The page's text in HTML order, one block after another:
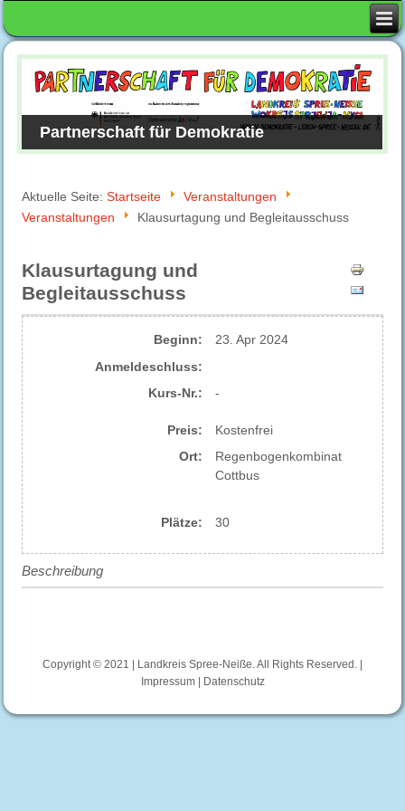
Partnerschaft für Demokratie
Aktuelle Seite:Startseite
Veranstaltungen
Veranstaltungen
Klausurtagung und Begleitausschuss
Klausurtagung und
Begleitausschuss
Beginn:
23. Apr 2024
Anmelde​schluss:
Kurs-Nr.:
-
Preis:
Kostenfrei
Ort:
Regenbogenkombinat
Cottbus
Plätze: 30
Beschreibung
Copyright © 2021 | Landkreis Spree-Neiße. All Rights Reserved. |
Impressum | Datenschutz